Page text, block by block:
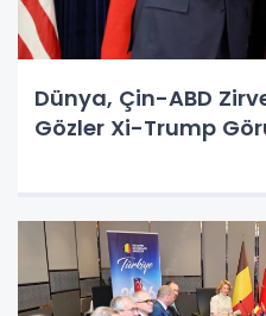
Dünya, Çin-ABD
Gözler Xi-Trump